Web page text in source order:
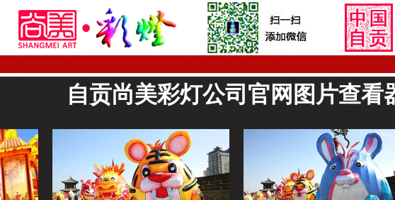
自贡尚美彩灯公司官网图片查看